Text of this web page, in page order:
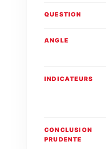
QUESTION
ANGLE
INDICATEURS
CONCLUSION
PRUDENTE